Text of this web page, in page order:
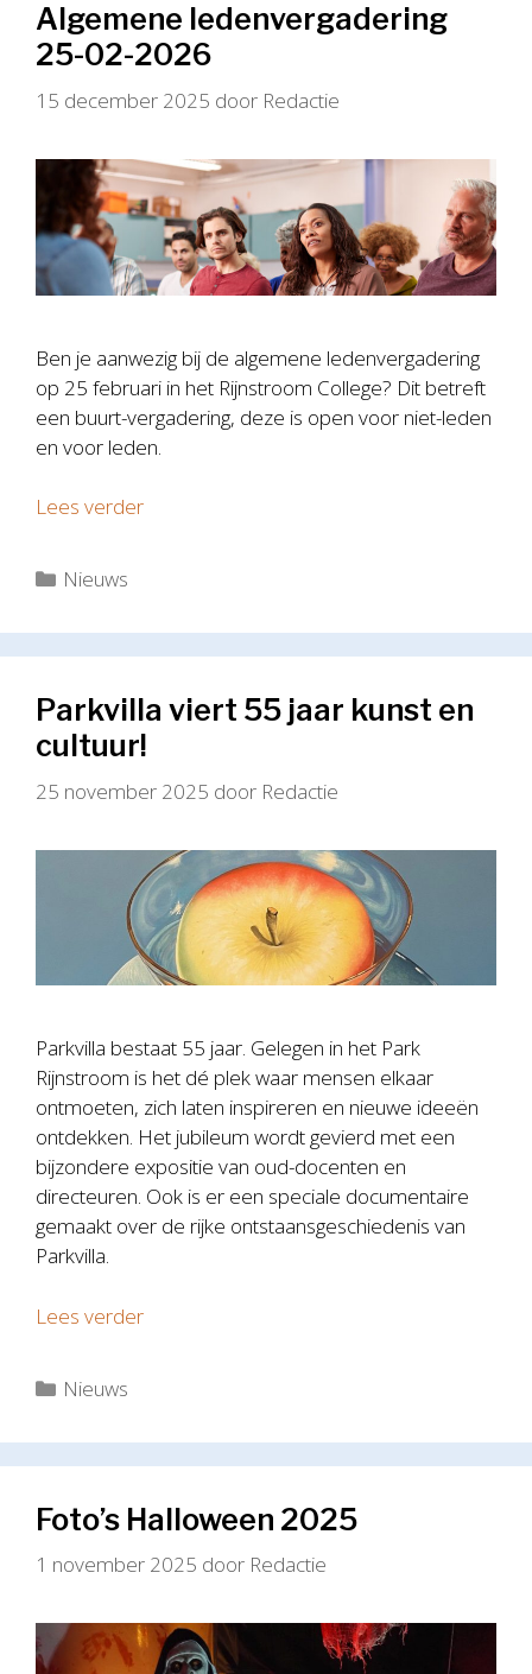
Algemene ledenvergadering
25-02-2026
15 december 2025 door Redactie
Ben je aanwezig bij de algemene ledenvergadering
op 25 februari in het Rijnstroom College? Dit betreft
een buurt-vergadering, deze is open voor niet-leden
en voor leden.
Lees verder
Categorieën
Nieuws
Parkvilla viert 55 jaar kunst en
cultuur!
25 november 2025 door Redactie
Parkvilla bestaat 55 jaar. Gelegen in het Park
Rijnstroom is het dé plek waar mensen elkaar
ontmoeten, zich laten inspireren en nieuwe ideeën
ontdekken. Het jubileum wordt gevierd met een
bijzondere expositie van oud-docenten en
directeuren. Ook is er een speciale documentaire
gemaakt over de rijke ontstaansgeschiedenis van
Parkvilla.
Lees verder
Categorieën
Nieuws
Foto’s Halloween 2025
1 november 2025 door Redactie